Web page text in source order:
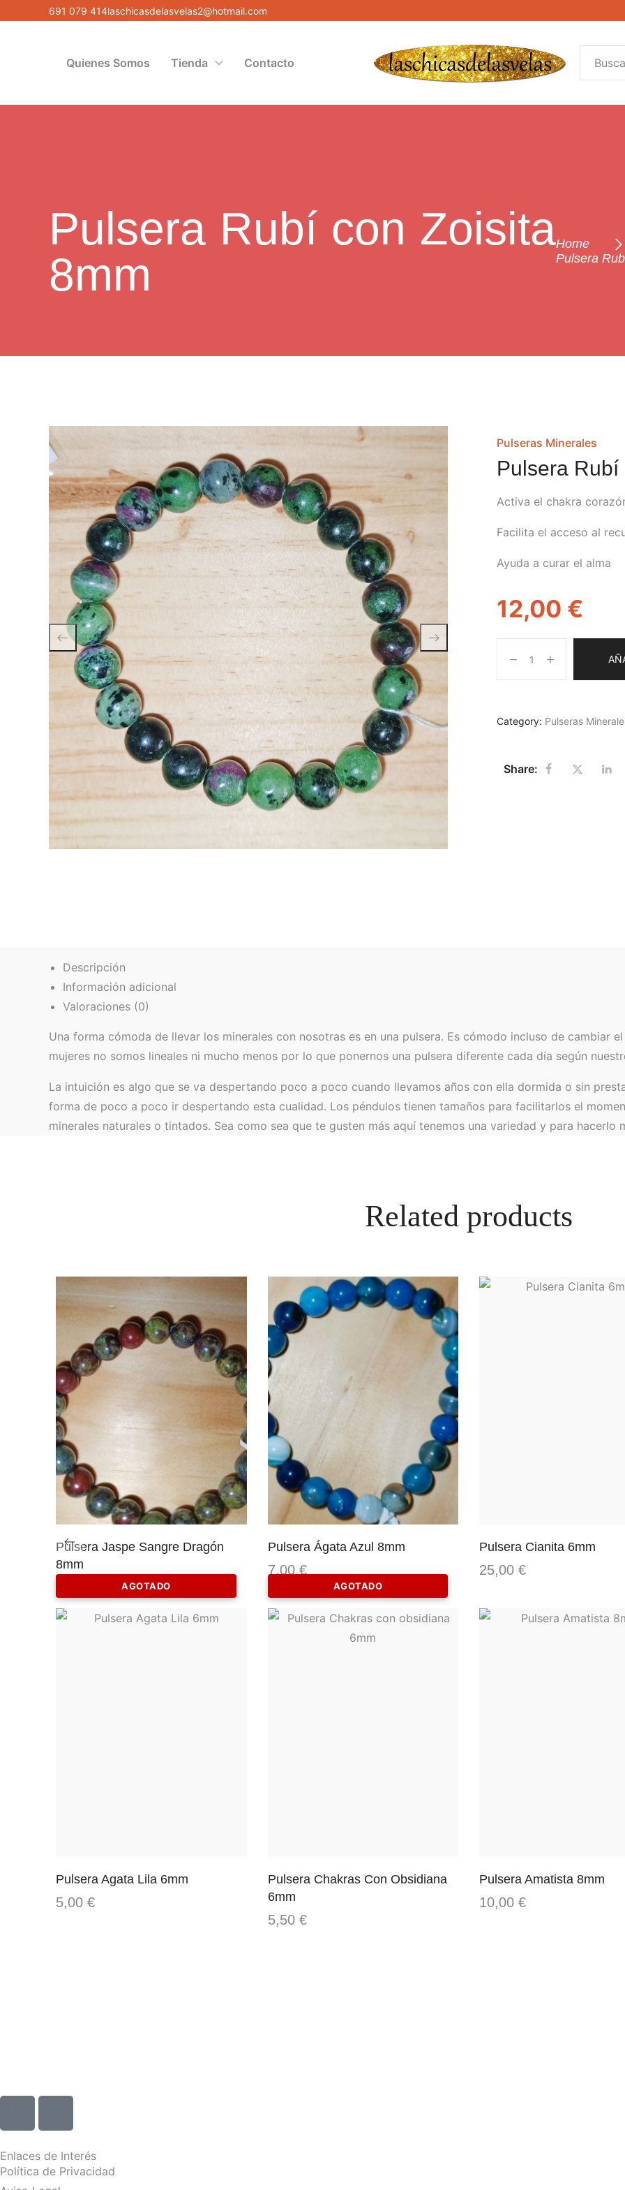
691 079 414laschicasdelasvelas2@hotmail.com
Quienes Somos Tienda Contacto
Pulsera Rubí con Zoisita
8mm
Home
Pulsera
Pulseras Minerales
Pulsera Rubí
Activa el chakra
Facilita el acceso al
Ayuda a curar el alma
12,00 €
Category: Pulseras
Share:
Descripción
Información adicional
Valoraciones (0)
Una forma cómoda de llevar los minerales con nosotras es en una pulsera. Es cómodo incluso de cambiar
mujeres no somos lineales ni mucho menos por lo que ponernos una pulsera diferente cada día según
La intuición es algo que se va despertando poco a poco cuando llevamos años con ella dormida o sin
forma de poco a poco ir despertando esta cualidad. Los péndulos tienen tamaños para facilitarlos el
minerales naturales o tintados. Sea como sea que te gusten más aquí tenemos una variedad y para
Related products
AGOTADO
Pulsera Jaspe Sangre Dragón
8mm
AGOTADO
Pulsera Ágata Azul 8mm
7,00€
Pulsera Cianita 6mm
25,00 €
Pulsera Agata Lila 6mm
5,00 €
Pulsera Chakras Con Obsidiana
6mm
5,50 €
Pulsera Amatista 8mm
10,00 €
Enlaces de Interés
Política de Privacidad